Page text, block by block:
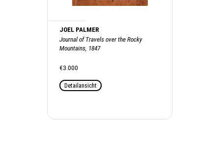
JOEL PALMER
Journal of Travels over the Rocky
Mountains, 1847
€3.000
Detailansicht